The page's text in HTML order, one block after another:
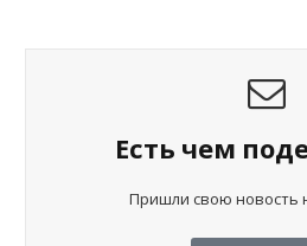
Есть чем
Пришли свою новость